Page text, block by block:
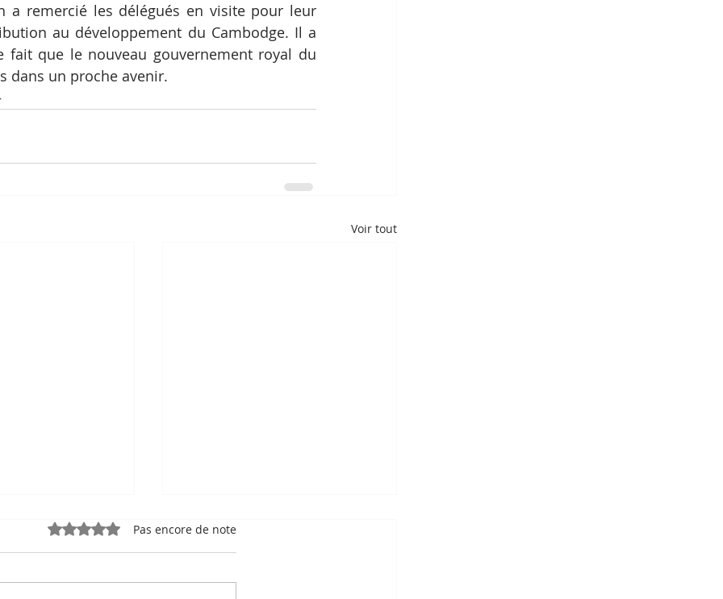
a remercié les délégués en visite pour leur
au développement du Cambodge. Il a
fait que le nouveau gouvernement royal du
dans un proche avenir.
Voir tout
Noté 0 étoile sur 5.Pas encore de note